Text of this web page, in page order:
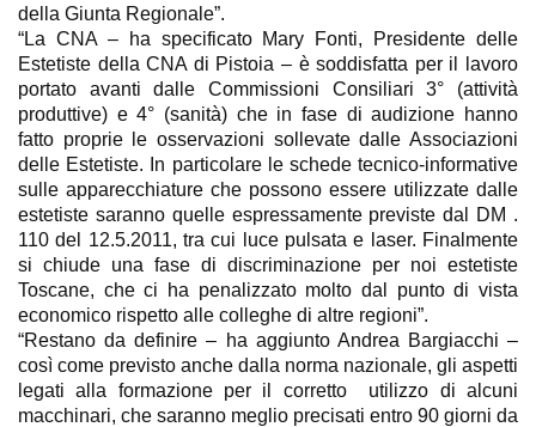
della Giunta Regionale”.
“La CNA – ha specificato Mary Fonti, Presidente delle
Estetiste della CNA di Pistoia – è soddisfatta per il lavoro
portato avanti dalle Commissioni Consiliari 3° (attività
produttive) e 4° (sanità) che in fase di audizione hanno
fatto proprie le osservazioni sollevate dalle Associazioni
delle Estetiste. In particolare le schede tecnico-informative
sulle apparecchiature che possono essere utilizzate dalle
estetiste saranno quelle espressamente previste dal DM .
110 del 12.5.2011, tra cui luce pulsata e laser. Finalmente
si chiude una fase di discriminazione per noi estetiste
Toscane, che ci ha penalizzato molto dal punto di vista
economico rispetto alle colleghe di altre regioni”.
“Restano da definire – ha aggiunto Andrea Bargiacchi –
così come previsto anche dalla norma nazionale, gli aspetti
legati alla formazione per il corretto utilizzo di alcuni
macchinari, che saranno meglio precisati entro 90 giorni da